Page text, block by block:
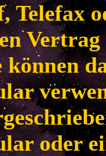
Telefax
oder